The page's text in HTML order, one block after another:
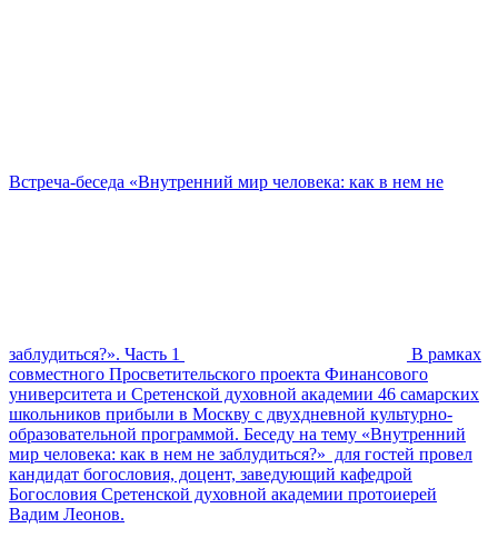
Встреча-беседа «Внутренний мир человека: как в нем не
заблудиться?». Часть 1
В рамках
совместного Просветительского проекта Финансового
университета и Сретенской духовной академии 46 самарских
школьников прибыли в Москву с двухдневной культурно-
образовательной программой. Беседу на тему «Внутренний
мир человека: как в нем не заблудиться?» для гостей провел
кандидат богословия, доцент, заведующий кафедрой
Богословия Сретенской духовной академии протоиерей
Вадим Леонов.